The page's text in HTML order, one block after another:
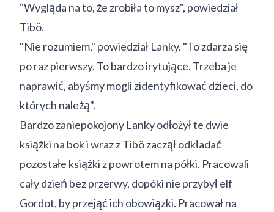
"Wygląda na to, że zrobiła to mysz", powiedział
Tibö.
"Nie rozumiem," powiedział Lanky. "To zdarza się
po raz pierwszy. To bardzo irytujące. Trzeba je
naprawić, abyśmy mogli zidentyfikować dzieci, do
których należą".
Bardzo zaniepokojony Lanky odłożył te dwie
książki na bok i wraz z Tibö zaczął odkładać
pozostałe książki z powrotem na półki. Pracowali
cały dzień bez przerwy, dopóki nie przybył elf
Gordot, by przejąć ich obowiązki. Pracował na